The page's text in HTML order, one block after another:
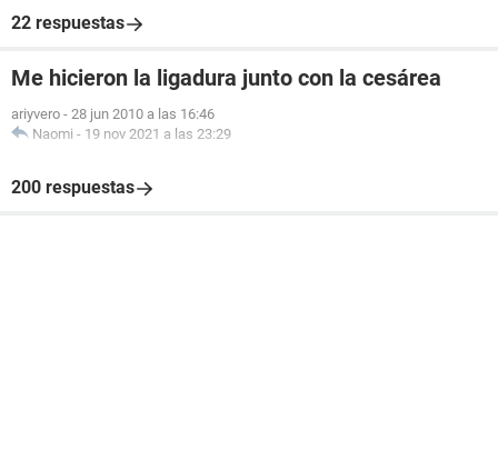
22 respuestas
Me hicieron la ligadura junto con la cesárea
ariyvero - 28 jun 2010 a las 16:46
Naomi - 19 nov 2021 a las 23:29
200 respuestas